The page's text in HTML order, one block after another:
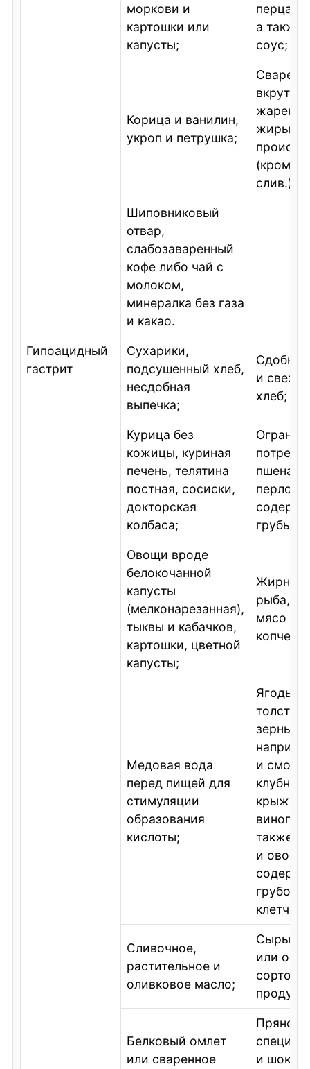
моркови и
картошки или
капусты;
перца и
а также
соус;
Корица и ванилин,
укроп и петрушка;
вкрутую
жиры
(кроме
слив.).
Шиповниковый
отвар,
слабозаваренный
кофе либо чай с
молоком,
минералка без газа
и какао.
Гипоацидный
гастрит
Сухарики,
подсушенный хлеб,
несдобная
выпечка;
и
хлеб;
Курица без
кожицы, куриная
печень, телятина
постная, сосиски,
докторская
колбаса;
пшена,
грубые
Овощи вроде
белокочанной
капусты
(мелконарезанная),
тыквы и кабачков,
картошки, цветной
капусты;
Жирная
рыба,
мясо и
Медовая вода
перед пищей для
стимуляции
образования
кислоты;
Ягоды,
и
также
и
Сливочное,
растительное и
оливковое масло;
Сыры
или
сортов,
Белковый омлет
или сваренное
специи,
и